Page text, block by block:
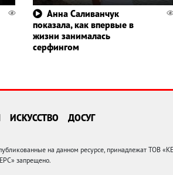
Анна Саливанчук
показала, как впервые в
жизни занималась
серфингом
ИСКУССТВО ДОСУГ
на данном ресурсе, принадлежат ТОВ
запрещено.